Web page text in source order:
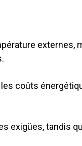
externes,
coûts
exigües, tandis